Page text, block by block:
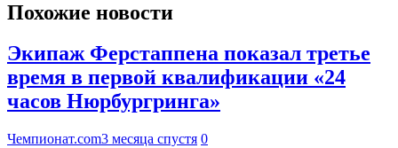
Похожие новости
Экипаж Ферстаппена показал третье
время в первой квалификации «24
часов Нюрбургринга»
Чемпионат.com3 месяца спустя 0